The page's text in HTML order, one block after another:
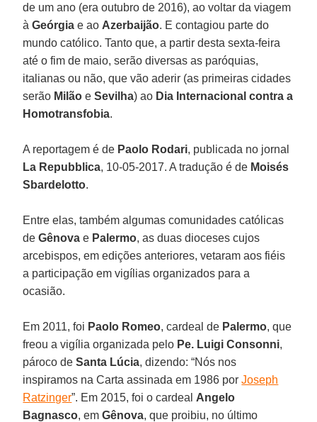
de um ano (era outubro de 2016), ao voltar da viagem
àGeórgia e ao Azerbaijão. E contagiou parte do
mundo católico. Tanto que, a partir desta sexta-feira
até o fim de maio, serão diversas as paróquias,
italianas ou não, que vão aderir (as primeiras cidades
serão Milão eSevilha) ao Dia Internacional contra a
Homotransfobia.
A reportagem é de Paolo Rodari, publicada no jornal
La Repubblica, 10-05-2017. A tradução é de Moisés
Sbardelotto.
Entre elas, também algumas comunidades católicas
deGênova e Palermo, as duas dioceses cujos
arcebispos, em edições anteriores, vetaram aos fiéis
a participação em vigílias organizados para a
ocasião.
Em 2011, foi Paolo Romeo, cardeal de Palermo, que
freou a vigília organizada pelo Pe. Luigi Consonni,
pároco deSanta Lúcia, dizendo: “Nós nos
inspiramos na Carta assinada em 1986 porJoseph
Ratzinger”. Em 2015, foi o cardeal Angelo
Bagnasco, emGênova, que proibiu, no último